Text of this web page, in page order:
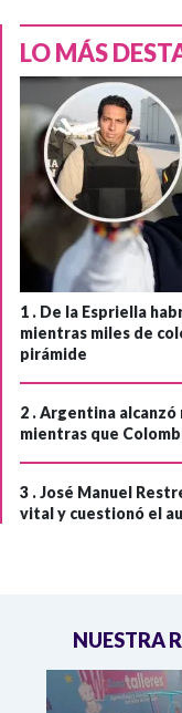
LO MÁS
1 . De la Espriella
mientras miles de
pirámide
2 .Argentina
mientras que
3 .José Manuel
vital y cuestionó el
NUESTRA